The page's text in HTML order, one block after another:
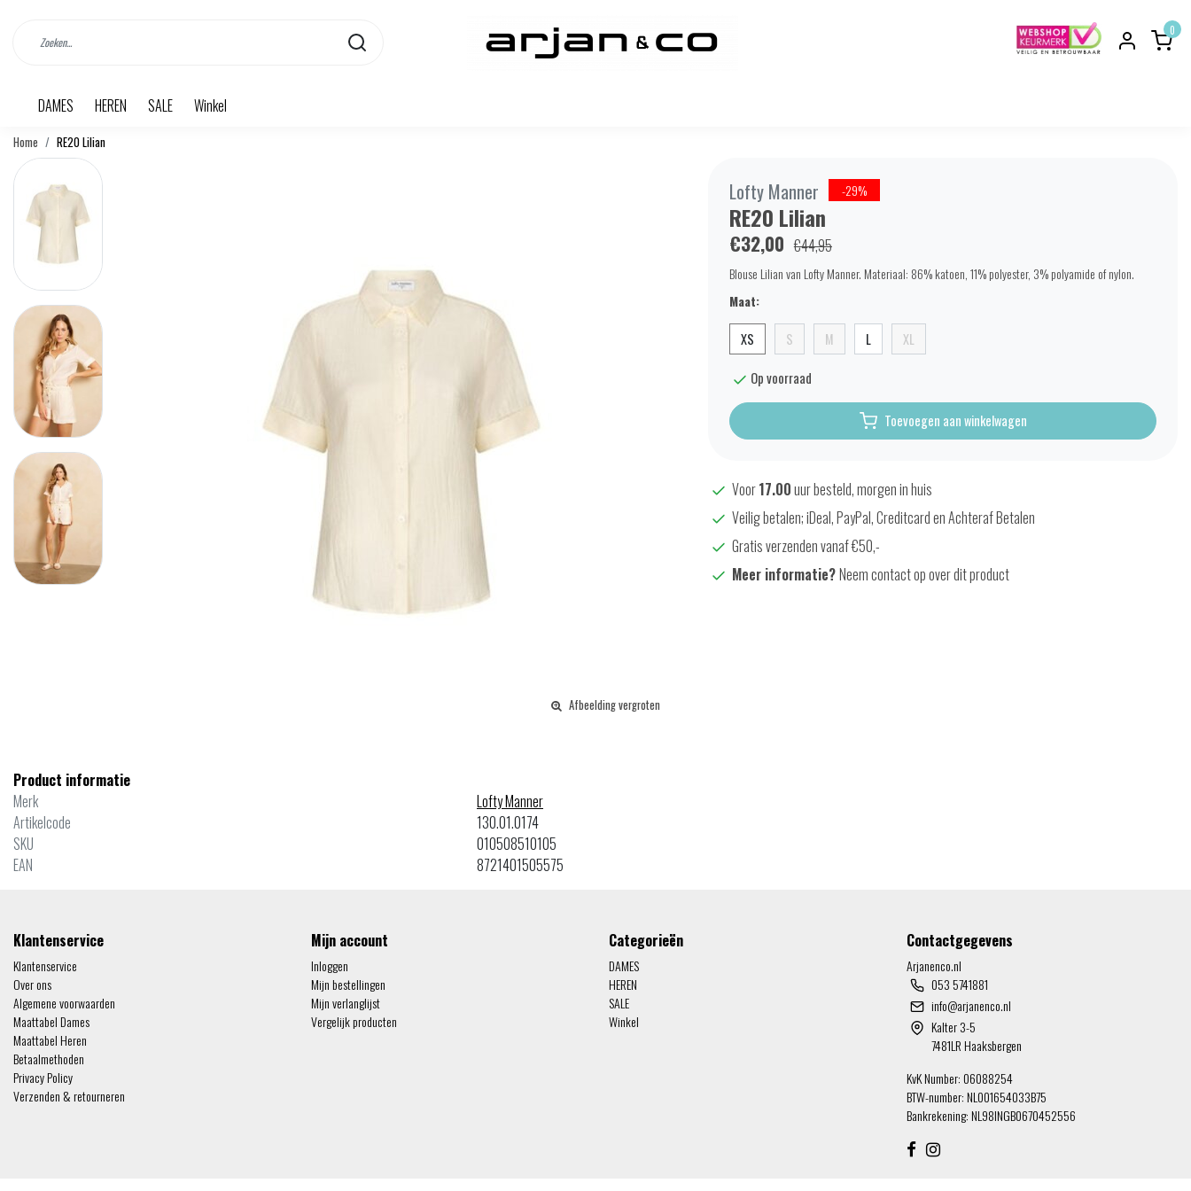
0
DAMES HEREN SALE Winkel
Home RE20 Lilian
Afbeelding vergroten
Lofty Manner -29%
RE20 Lilian
€32,00 €44,95
Blouse Lilian van Lofty Manner. Materiaal: 86% katoen, 11% polyester, 3% polyamide of nylon.
Maat:
XS S M L XL
Op voorraad
Toevoegen aan winkelwagen
Voor17.00uur besteld, morgen in huis
Veilig betalen; iDeal, PayPal, Creditcard en Achteraf Betalen
Gratis verzenden vanaf €50,-
Meer informatie?Neem contact op over dit product
Product informatie
Merk
Lofty Manner
Artikelcode
130.01.0174
SKU
010508510105
EAN
8721401505575
Klantenservice
Klantenservice
Over ons
Algemene voorwaarden
Maattabel Dames
Maattabel Heren
Betaalmethoden
Privacy Policy
Verzenden & retourneren
Mijn account
Inloggen
Mijn bestellingen
Mijn verlanglijst
Vergelijk producten
Categorieën
DAMES
HEREN
SALE
Winkel
Contactgegevens
Arjanenco.nl
053 5741881
info@arjanenco.nl
Kalter 3-5
7481LR Haaksbergen
KvK Number: 06088254
BTW-number: NL001654033B75
Bankrekening: NL98INGB0670452556